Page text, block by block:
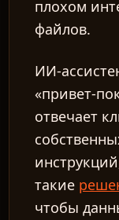
плохом
файлов.
ИИ-
«привет-
отвечает
такие
чтобы